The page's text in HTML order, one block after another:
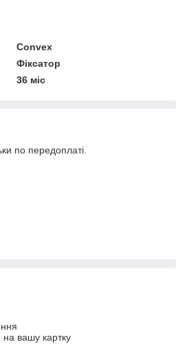
Convex
Фіксатор
36 міс
по передоплаті.
на вашу картку